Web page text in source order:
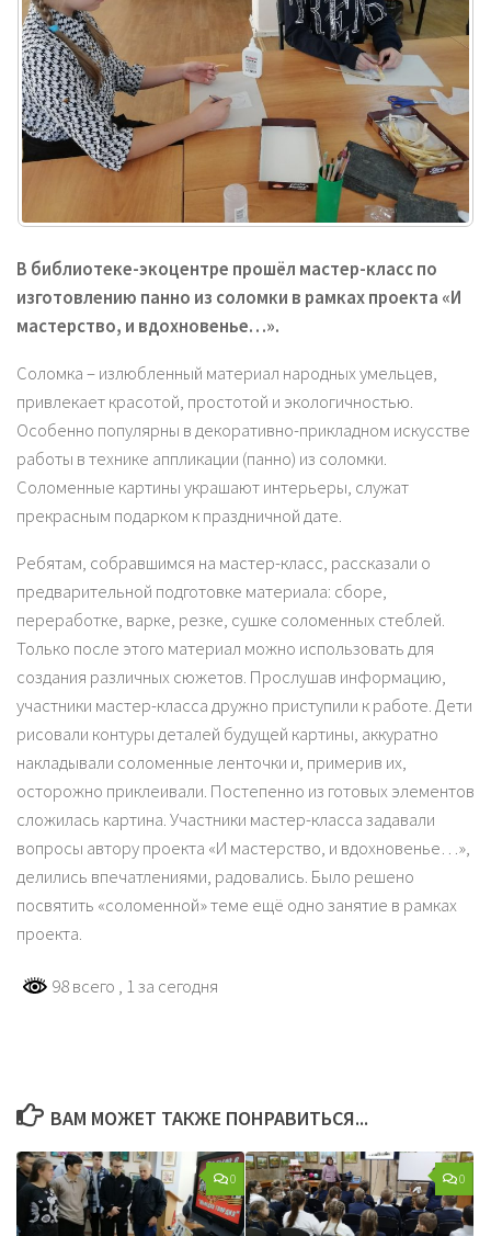
В библиотеке-экоцентре прошёл мастер-класс по
изготовлению панно из соломки в рамках проекта «И
мастерство, и вдохновенье…».
Соломка – излюбленный материал народных умельцев,
привлекает красотой, простотой и экологичностью.
Особенно популярны в декоративно-прикладном искусстве
работы в технике аппликации (панно) из соломки.
Соломенные картины украшают интерьеры, служат
прекрасным подарком к праздничной дате.
Ребятам, собравшимся на мастер-класс, рассказали о
предварительной подготовке материала: сборе,
переработке, варке, резке, сушке соломенных стеблей.
Только после этого материал можно использовать для
создания различных сюжетов. Прослушав информацию,
участники мастер-класса дружно приступили к работе. Дети
рисовали контуры деталей будущей картины, аккуратно
накладывали соломенные ленточки и, примерив их,
осторожно приклеивали. Постепенно из готовых элементов
сложилась картина. Участники мастер-класса задавали
вопросы автору проекта «И мастерство, и вдохновенье…»,
делились впечатлениями, радовались. Было решено
посвятить «соломенной» теме ещё одно занятие в рамках
проекта.
98 всего , 1 за сегодня
ВАМ МОЖЕТ ТАКЖЕ ПОНРАВИТЬСЯ...
0 0